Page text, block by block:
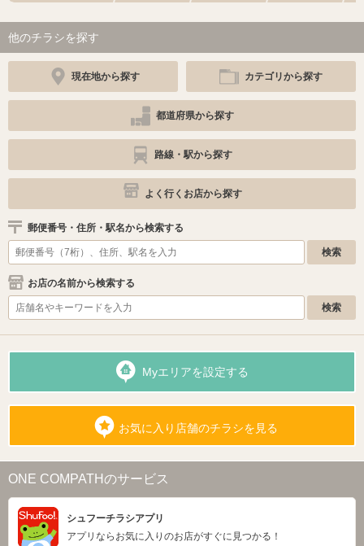
他のチラシを探す
現在地から探す カテゴリから探す
都道府県から探す
路線・駅から探す
よく行くお店から探す
郵便番号・住所・駅名から検索する
お店の名前から検索する
Myエリアを設定する
お気に入り店舗のチラシを見る
ONE COMPATHのサービス
シュフーチラシアプリ
アプリならお気に入りのお店がすぐに見つかる！